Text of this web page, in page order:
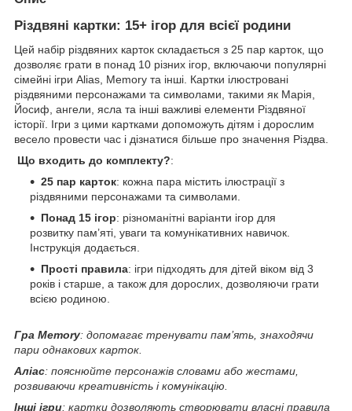
Різдвяні картки: 15+ ігор для всієї родини
Цей набір різдвяних карток складається з 25 пар карток, що
дозволяє грати в понад 10 різних ігор, включаючи популярні
сімейні ігри Alias, Memory та інші. Картки ілюстровані
різдвяними персонажами та символами, такими як Марія,
Йосиф, ангели, ясла та інші важливі елементи Різдвяної
історії. Ігри з цими картками допоможуть дітям і дорослим
весело провести час і дізнатися більше про значення Різдва.
Що входить до комплекту?:
25 пар карток: кожна пара містить ілюстрації з
різдвяними персонажами та символами.
Понад 15 ігор: різноманітні варіанти ігор для
розвитку пам’яті, уваги та комунікативних навичок.
Інструкція додається.
Прості правила: ігри підходять для дітей віком від 3
років і старше, а також для дорослих, дозволяючи грати
всією родиною.
Гра Memory: допомагає тренувати пам’ять, знаходячи
пари однакових карток.
Аліас: пояснюйте персонажів словами або жестами,
розвиваючи креативність і комунікацію.
Інші ігри: картки дозволяють створювати власні правила